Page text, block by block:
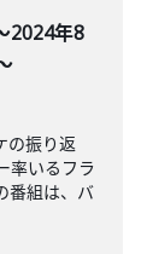
2024年8
の振り返
率いるフラ
番組は、バ